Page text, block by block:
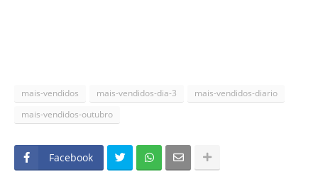
mais-vendidos mais-vendidos-dia-3
mais-vendidos-diario
mais-vendidos-outubro
Facebook